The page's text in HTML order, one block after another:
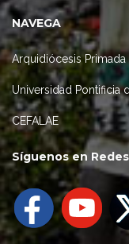
NAVEGA
Arquidiócesis
Universidad Pontificia
CEFALAE
Síguenos en Redes